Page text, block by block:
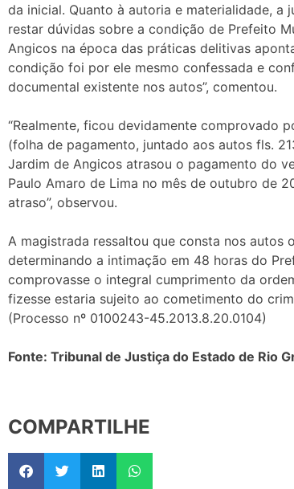
da inicial. Quanto à autoria e materialidade, a
restar dúvidas sobre a condição de Prefeito
Angicos na época das práticas delitivas
condição foi por ele mesmo confessada e
documental existente nos autos”, comentou.
“Realmente, ficou devidamente comprovado
(folha de pagamento, juntado aos autos fls.
Jardim de Angicos atrasou o pagamento do
Paulo Amaro de Lima no mês de outubro de
atraso”, observou.
A magistrada ressaltou que consta nos autos
determinando a intimação em 48 horas do
comprovasse o integral cumprimento da
fizesse estaria sujeito ao cometimento do
(Processo nº 0100243-45.2013.8.20.0104)
Fonte: Tribunal de Justiça do Estado de Rio
COMPARTILHE